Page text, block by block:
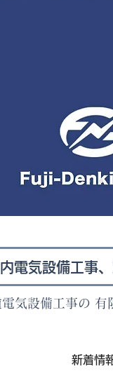
電気設備工事
電気設備工事の 有
新着情